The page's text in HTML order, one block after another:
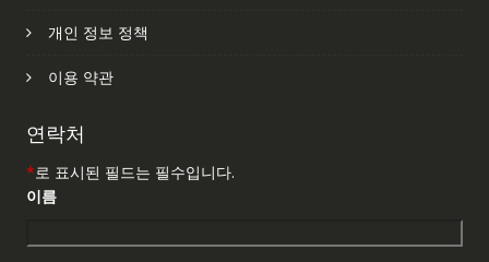
개인 정보 정책
이용 약관
연락처
*로 표시된 필드는 필수입니다.
이름